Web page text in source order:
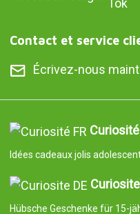
Contact et service
Écrivez-nous
Curiosité
Idées cadeaux jolis
Hübsche Geschenke für 15-